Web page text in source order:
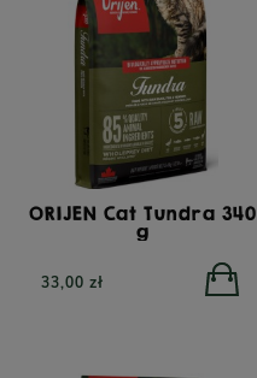
ORIJEN Cat Tundra 340
g
33,00 zł